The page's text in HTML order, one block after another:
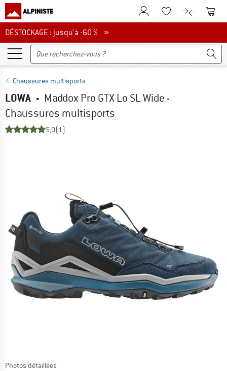
Vers le compte client
Vers la liste
Vers le
DÉSTOCKAGE : jusqu'à -60 %
DÉSTOCKAGE : jusqu'à -60 % »
Chaussures multisports
LOWA - Maddox Pro GTX Lo SL Wide -
Chaussures multisports
5,0(1)
Photos détaillées